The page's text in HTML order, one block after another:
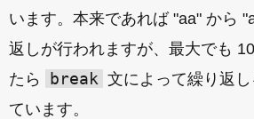
います。本来であれば "aa" から
返しが行われますが、最大でも
たら
break 文によって繰り返
ています。